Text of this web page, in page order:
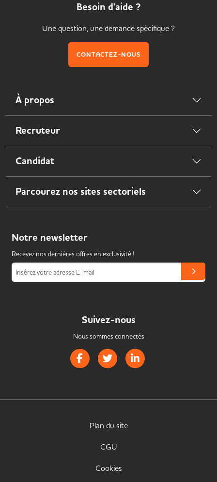
Besoin d'aide ?
Une question, une demande spécifique ?
CONTACTEZ-NOUS
À propos
Recruteur
Candidat
Parcourez nos sites sectoriels
Notre newsletter
Recevez nos dernières offres en exclusivité !
Insérez votre adresse E-mail
Suivez-nous
Nous sommes connectés
Page Facebook de Handistrib
Page Twitter de Handistrib
Plan du site
CGU
Cookies